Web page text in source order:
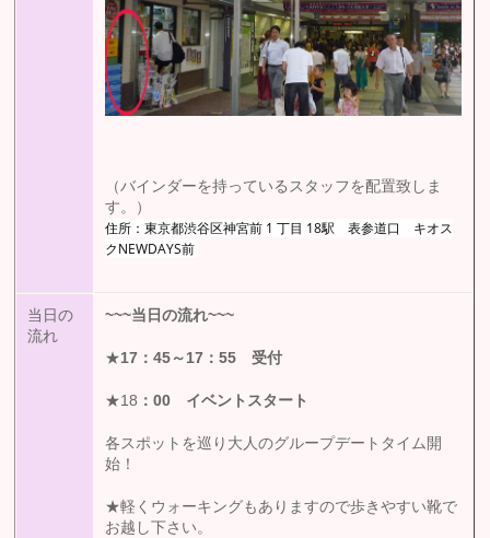
（バインダーを持っているスタッフを配置致しま
す。）
住所：東京都渋谷区神宮前 1 丁目 18駅 表参道口 キオス
クNEWDAYS前
当日の
流れ
~~~当日の流れ~~~
★17 ：45 ～17：55 受付
★18 ：00 イベントスタート
各スポットを巡り大人のグループデートタイム開
始！
★軽くウォーキングもありますので歩きやすい靴で
お越し下さい。